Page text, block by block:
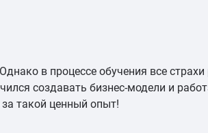
в процессе обучения все
создавать бизнес-модели и
такой ценный опыт!